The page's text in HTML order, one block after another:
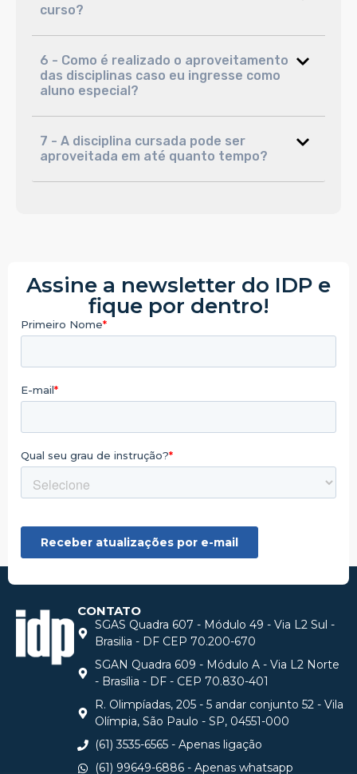
curso?
6 - Como é realizado o aproveitamento
das disciplinas caso eu ingresse como
aluno especial?
7 - A disciplina cursada pode ser
aproveitada em até quanto tempo?
Assine a newsletter do IDP e
fique por dentro!
CONTATO
SGAS Quadra 607 - Módulo 49 - Via L2 Sul -
Brasilia - DF CEP 70.200-670
SGAN Quadra 609 - Módulo A - Via L2 Norte
- Brasília - DF - CEP 70.830-401
R. Olimpíadas, 205 - 5 andar conjunto 52 - Vila
Olímpia, São Paulo - SP, 04551-000
(61) 3535-6565 - Apenas ligação
(61) 99649-6886 - Apenas whatsapp